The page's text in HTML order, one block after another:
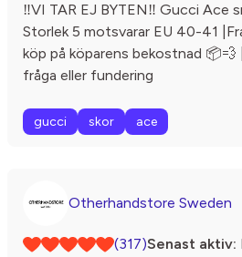
‼️VI TAR EJ BYTEN‼️ Gucci Ace
Storlek 5 motsvarar EU 40-41
köp på köparens bekostnad 📦💨
fråga eller fundering
gucci skor ace
Otherhandstore Sweden
(317)Senast aktiv: